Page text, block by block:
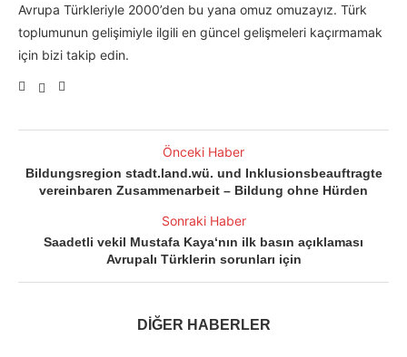
Avrupa Türkleriyle 2000’den bu yana omuz omuzayız. Türk
toplumunun gelişimiyle ilgili en güncel gelişmeleri kaçırmamak
için bizi takip edin.
Önceki Haber
Bildungsregion stadt.land.wü. und Inklusionsbeauftragte
vereinbaren Zusammenarbeit – Bildung ohne Hürden
Sonraki Haber
Saadetli vekil Mustafa Kaya‘nın ilk basın açıklaması
Avrupalı Türklerin sorunları için
DİĞER HABERLER